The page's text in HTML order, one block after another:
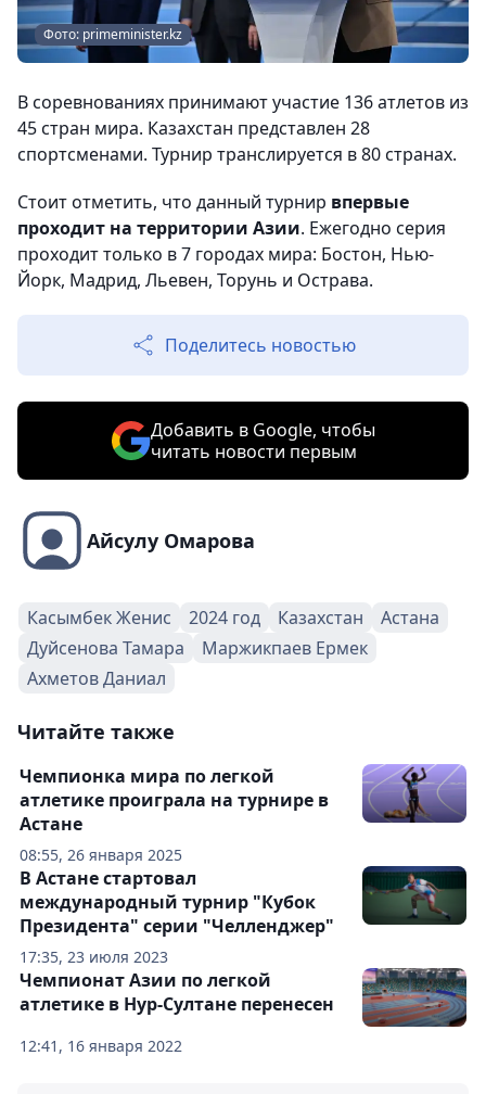
Фото: primeminister.kz
В соревнованиях принимают участие 136 атлетов из
45 стран мира. Казахстан представлен 28
спортсменами. Турнир транслируется в 80 странах.
Стоит отметить, что данный турнир впервые
проходит на территории Азии. Ежегодно серия
проходит только в 7 городах мира: Бостон, Нью-
Йорк, Мадрид, Льевен, Торунь и Острава.
Поделитесь новостью
Добавить в Google, чтобы
читать новости первым
Айсулу Омарова
Касымбек Женис 2024 год Казахстан
Астана
Дуйсенова Тамара
Маржикпаев Ермек
Ахметов Даниал
Читайте также
08:55, 26 января 2025
Чемпионка мира по легкой
атлетике проиграла на турнире в
Астане
17:35, 23 июля 2023
В Астане стартовал
международный турнир "Кубок
Президента" серии "Челленджер"
12:41, 16 января 2022
Чемпионат Азии по легкой
атлетике в Нур-Султане перенесен